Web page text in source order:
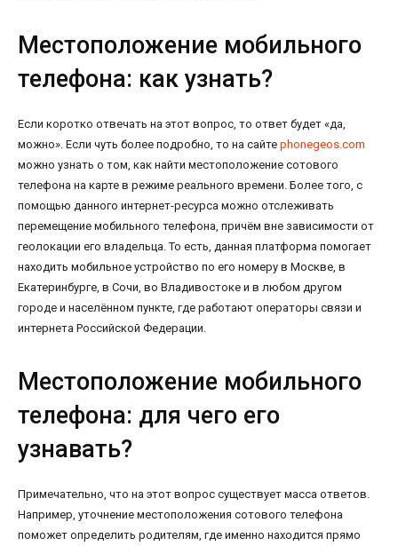
Местоположение мобильного
телефона: как узнать?
Если коротко отвечать на этот вопрос, то ответ будет «да,
можно». Если чуть более подробно, то на сайте phonegeos.com
можно узнать о том, как найти местоположение сотового
телефона на карте в режиме реального времени. Более того, с
помощью данного интернет-ресурса можно отслеживать
перемещение мобильного телефона, причём вне зависимости от
геолокации его владельца. То есть, данная платформа помогает
находить мобильное устройство по его номеру в Москве, в
Екатеринбурге, в Сочи, во Владивостоке и в любом другом
городе и населённом пункте, где работают операторы связи и
интернета Российской Федерации.
Местоположение мобильного
телефона: для чего его
узнавать?
Примечательно, что на этот вопрос существует масса ответов.
Например, уточнение местоположения сотового телефона
поможет определить родителям, где именно находится прямо